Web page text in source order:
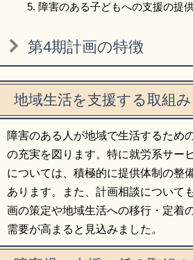
障害のある子どもへの支援の提
第4期計画の特徴
地域生活を支援する取組
障害のある人が地域で生活するため
の充実を図ります。特に就労系サー
については、積極的に提供体制の整
あります。また、計画相談について
画の策定や地域生活への移行・定着
需要が高まると見込みました。